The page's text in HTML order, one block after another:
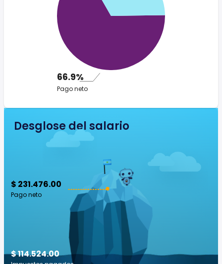
66.9%
Pago neto
Desglose del salario
$ 231.476.00
Pago neto
$ 114.524.00